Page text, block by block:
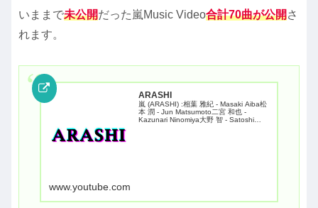
いままで未公開だった嵐Music Video合計70曲が公開さ
れます。
ARASHI
嵐 (ARASHI) :相葉 雅紀 - Masaki Aiba松
本 潤 - Jun Matsumoto二宮 和也 -
Kazunari Ninomiya大野 智 - Satoshi
www.youtube.com